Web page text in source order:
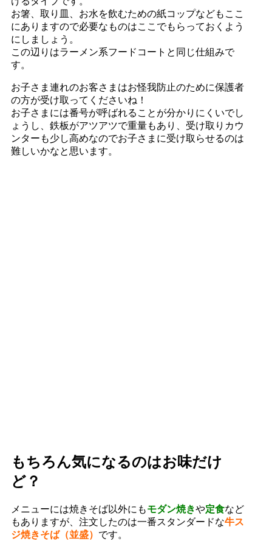
お箸、取り皿、お水を飲むための紙コップなどもここ
にありますので必要なものはここでもらっておくよう
にしましょう。
この辺りはラーメン系フードコートと同じ仕組みで
す。
お子さま連れのお客さまはお怪我防止のために保護者
の方が受け取ってくださいね！
お子さまには番号が呼ばれることが分かりにくいでし
ょうし、鉄板がアツアツで重量もあり、受け取りカウ
ンターも少し高めなのでお子さまに受け取らせるのは
難しいかなと思います。
もちろん気になるのはお味だけ
ど？
メニューには焼きそば以外にもモダン焼きや定食など
もありますが、注文したのは一番スタンダードな牛ス
ジ焼きそば（並盛） です。